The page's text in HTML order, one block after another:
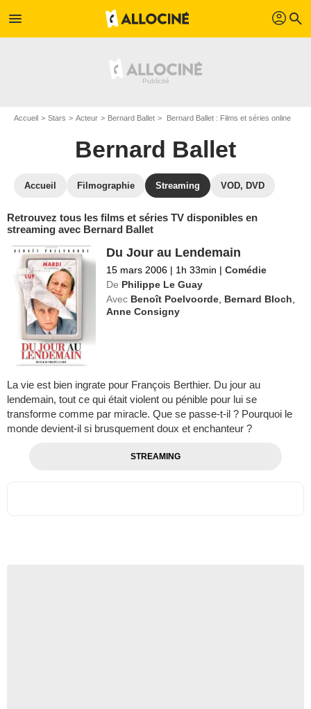
menu profil search
Accueil Stars Acteur Bernard Ballet Bernard Ballet : Films et séries online
Bernard Ballet
Accueil Filmographie Streaming VOD, DVD
Retrouvez tous les films et séries TV disponibles en
streaming avec Bernard Ballet
Du Jour au Lendemain
15 mars 2006 | 1h 33min | Comédie
De Philippe Le Guay
Avec Benoît Poelvoorde Bernard Bloch
Anne Consigny
La vie est bien ingrate pour François Berthier. Du jour au
lendemain, tout ce qui était violent ou pénible pour lui se
transforme comme par miracle. Que se passe-t-il ? Pourquoi le
monde devient-il si brusquement doux et enchanteur ?
STREAMING